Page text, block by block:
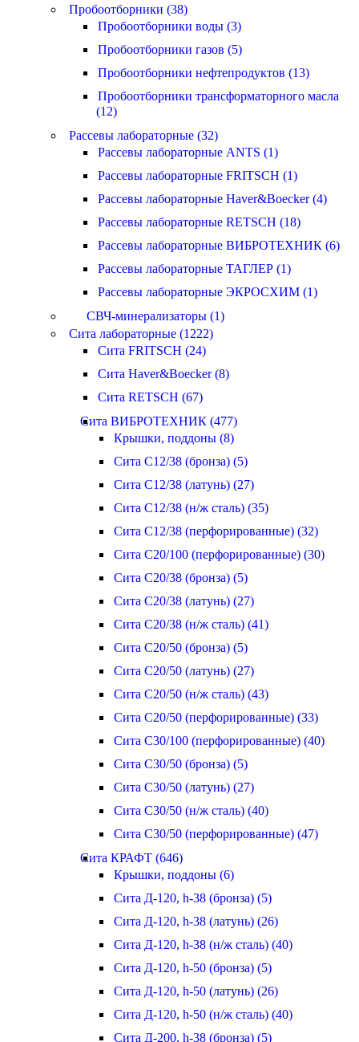
Пробоотборники (38)
Пробоотборники воды (3)
Пробоотборники газов (5)
Пробоотборники нефтепродуктов (13)
Пробоотборники трансформаторного масла
(12)
Рассевы лабораторные (32)
Рассевы лабораторные ANTS (1)
Рассевы лабораторные FRITSCH (1)
Рассевы лабораторные Haver&Boecker (4)
Рассевы лабораторные RETSCH (18)
Рассевы лабораторные ВИБРОТЕХНИК (6)
Рассевы лабораторные ТАГЛЕР (1)
Рассевы лабораторные ЭКРОСХИМ (1)
СВЧ-минерализаторы (1)
Сита лабораторные (1222)
Сита FRITSCH (24)
Сита Haver&Boecker (8)
Сита RETSCH (67)
Сита ВИБРОТЕХНИК (477)
Крышки, поддоны (8)
Сита С12/38 (бронза) (5)
Сита С12/38 (латунь) (27)
Сита С12/38 (н/ж сталь) (35)
Сита С12/38 (перфорированные) (32)
Сита С20/100 (перфорированные) (30)
Сита С20/38 (бронза) (5)
Сита С20/38 (латунь) (27)
Сита С20/38 (н/ж сталь) (41)
Сита С20/50 (бронза) (5)
Сита С20/50 (латунь) (27)
Сита С20/50 (н/ж сталь) (43)
Сита С20/50 (перфорированные) (33)
Сита С30/100 (перфорированные) (40)
Сита С30/50 (бронза) (5)
Сита С30/50 (латунь) (27)
Сита С30/50 (н/ж сталь) (40)
Сита С30/50 (перфорированные) (47)
Сита КРАФТ (646)
Крышки, поддоны (6)
Сита Д-120, h-38 (бронза) (5)
Сита Д-120, h-38 (латунь) (26)
Сита Д-120, h-38 (н/ж сталь) (40)
Сита Д-120, h-50 (бронза) (5)
Сита Д-120, h-50 (латунь) (26)
Сита Д-120, h-50 (н/ж сталь) (40)
Сита Д-200, h-38 (бронза) (5)